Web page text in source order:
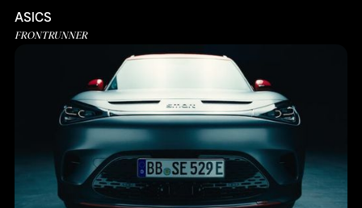
ASICS
FRONTRUNNER